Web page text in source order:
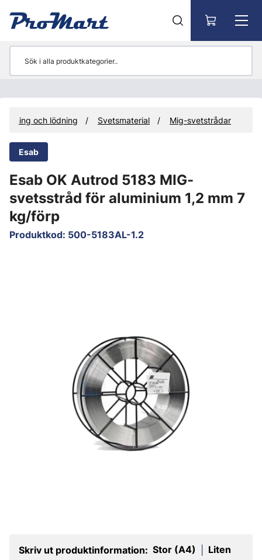
och lödning Svetsmaterial Mig-svetstrådar
Esab
Esab OK Autrod 5183 MIG-
svetsstråd för aluminium 1,2 mm 7
kg/förp
Produktkod: 500-5183AL-1.2
Skriv ut produktinformation: Stor (A4) Liten